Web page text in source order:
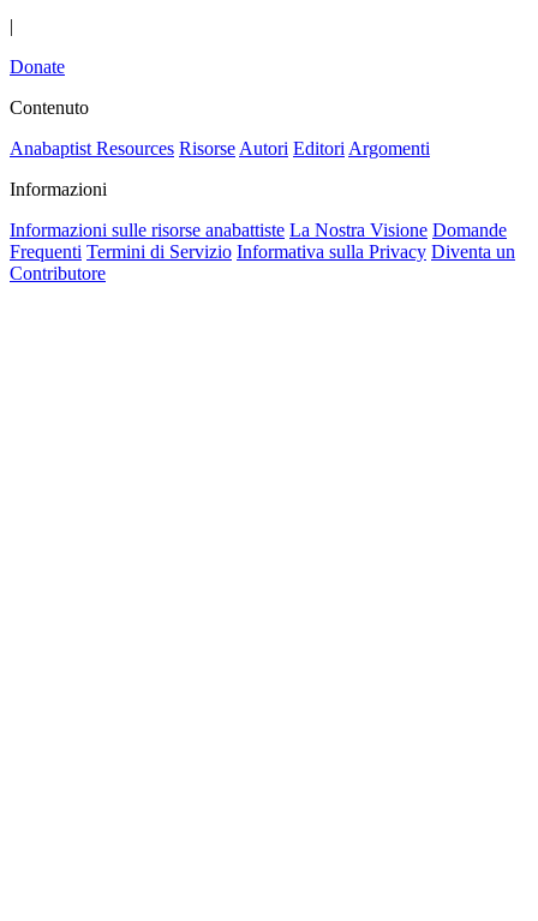
|
Donate
Contenuto
Anabaptist Resources Risorse Autori Editori Argomenti
Informazioni
Informazioni sulle risorse anabattiste La Nostra Visione Domande
Frequenti Termini di Servizio Informativa sulla Privacy Diventa un
Contributore